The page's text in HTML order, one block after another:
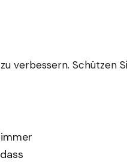
verbessern. Schützen